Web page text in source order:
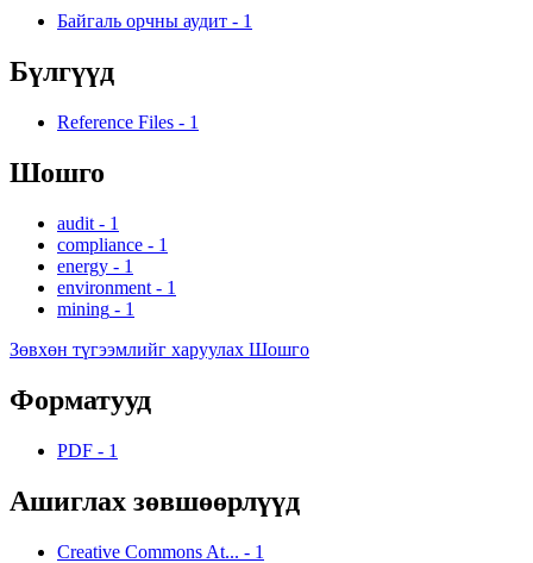
Байгаль орчны аудит - 1
Бүлгүүд
Reference Files - 1
Шошго
audit - 1
compliance - 1
energy - 1
environment - 1
mining - 1
Зөвхөн түгээмлийг харуулах Шошго
Форматууд
PDF - 1
Ашиглах зөвшөөрлүүд
Creative Commons At... - 1